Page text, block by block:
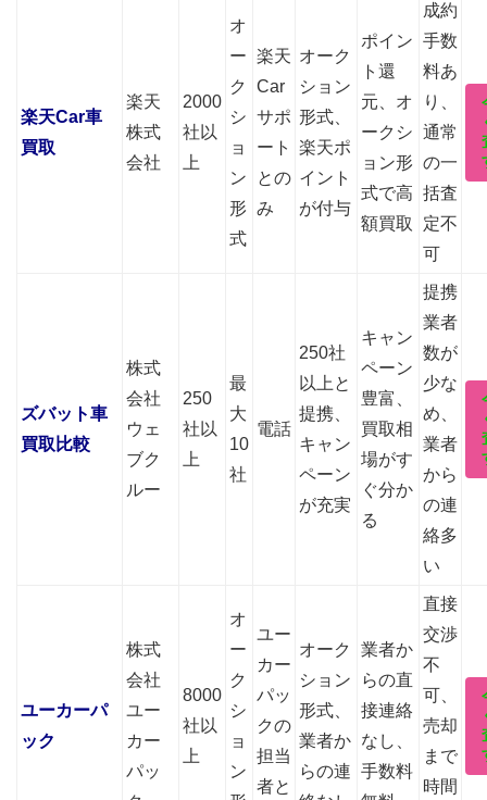
楽天Car車
買取
楽天
株式
会社
2000
社以
上
オ
ー
ク
シ
ョ
ン
形
式
楽天
Car
サポ
ート
との
み
オーク
ション
形式、
楽天ポ
イント
が付与
ポイン
ト還
元、オ
ークシ
ョン形
式で高
額買取
成約
手数
料あ
り、
通常
の一
括査
定不
可
ズバット車
買取比較
株式
会社
ウェ
ブク
ルー
250
社以
上
最
大
10
社
電話
250社
以上と
提携、
キャン
ペーン
が充実
キャン
ペーン
豊富、
買取相
場がす
ぐ分か
る
提携
業者
数が
少な
め、
業者
から
の連
絡多
い
ユーカーパ
ック
株式
会社
ユー
カー
パッ
8000
社以
上
オ
ー
ク
シ
ョ
ン
ユー
カー
パッ
クの
担当
者と
オーク
ション
形式、
業者か
らの連
業者か
らの直
接連絡
なし、
手数料
直接
交渉
不
可、
売却
まで
時間